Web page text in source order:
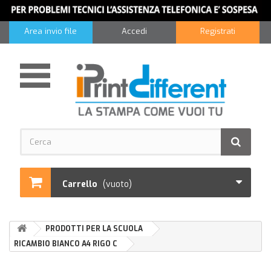
Area invio file Accedi Registrati
Carrello (vuoto)
PRODOTTI PER LA SCUOLA
RICAMBIO BIANCO A4 RIGO C